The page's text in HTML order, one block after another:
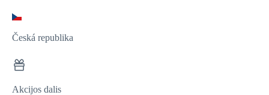
Česká republika
Akcijos dalis